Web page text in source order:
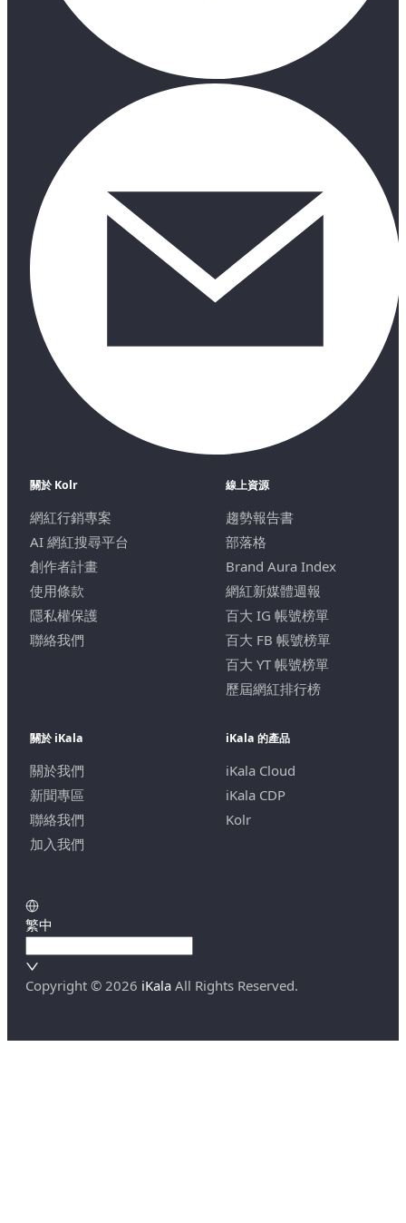
關於 Kolr
網紅行銷專案
AI 網紅搜尋平台
創作者計畫
使用條款
隱私權保護
聯絡我們
線上資源
趨勢報告書
部落格
Brand Aura Index
網紅新媒體週報
百大 IG 帳號榜單
百大 FB 帳號榜單
百大 YT 帳號榜單
歷屆網紅排行榜
關於 iKala
關於我們
新聞專區
聯絡我們
加入我們
iKala 的產品
iKala Cloud
iKala CDP
Kolr
繁中
Copyright © 2026 iKala All Rights Reserved.